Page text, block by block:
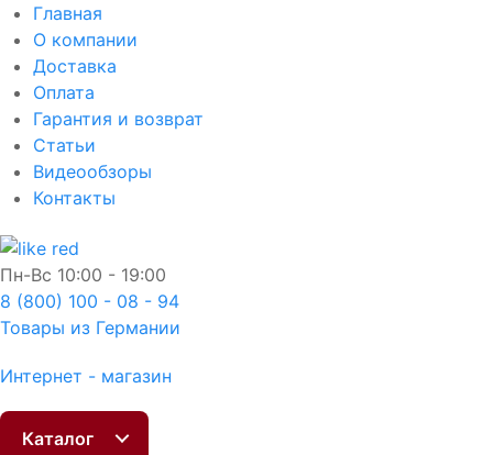
Главная
О компании
Доставка
Оплата
Гарантия и возврат
Статьи
Видеообзоры
Контакты
Пн-Вс 10:00 - 19:00
8 (800) 100 - 08 - 94
Товары из Германии
Интернет - магазин
Каталог